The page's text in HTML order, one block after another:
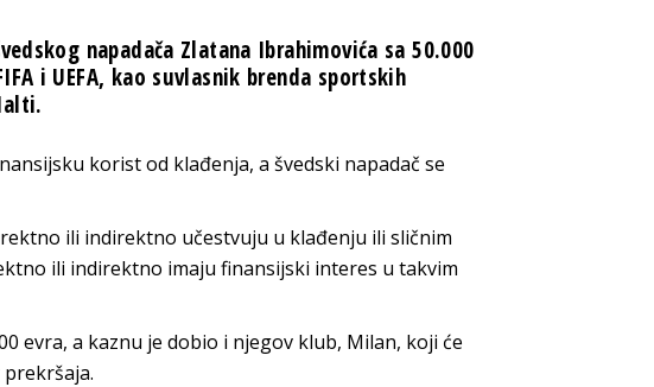
napadača Zlatana Ibrahimovića sa 50.000
i UEFA, kao suvlasnik brenda sportskih
korist od klađenja, a švedski napadač se
ili indirektno učestvuju u klađenju ili sličnim
ili indirektno imaju finansijski interes u takvim
evra, a kaznu je dobio i njegov klub, Milan, koji će